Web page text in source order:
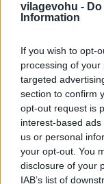
vilagevohu -
Information
If you wish to opt-
processing of
targeted
section to confirm
opt-out request is
interest-based
us or personal
your opt-out. You
disclosure of your
IAB’s list of
Egy csíki
legjobb
2023. február